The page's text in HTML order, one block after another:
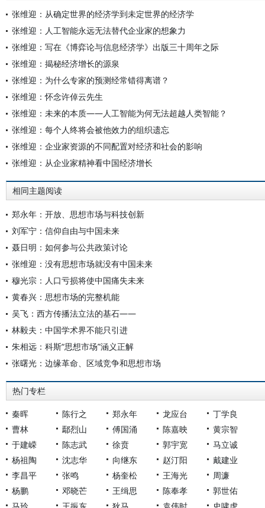
张维迎：从确定世界的经济学到未定世界的经济学
张维迎：人工智能永远无法替代企业家的想象力
张维迎：写在《博弈论与信息经济学》出版三十周年之际
张维迎：揭秘经济增长的源泉
张维迎：为什么专家的预测经常错得离谱？
张维迎：怀念许倬云先生
张维迎：未来的本质——人工智能为何无法超越人类智能？
张维迎：每个人终将会被他效力的组织遗忘
张维迎：企业家资源的不同配置对经济和社会的影响
张维迎：从企业家精神看中国经济增长
相同主题阅读
郑永年：开放、思想市场与科技创新
刘军宁：信仰自由与中国未来
聂日明：如何参与公共政策讨论
张维迎：没有思想市场就没有中国未来
穆光宗：人口亏损将使中国痛失未来
黄春兴：思想市场的完整机能
吴飞：西方传播法立法的基石——
林毅夫：中国学术界不能只引进
朱相远：科斯“思想市场”涵义正解
张曙光：边缘革命、区域竞争和思想市场
热门专栏
秦晖 陈行之 郑永年 龙应台
丁学良
曹林
鄢烈山 傅国涌 陈嘉映
黄宗智
于建嵘
陈志武 徐贲 郭宇宽
马立诚
杨祖陶
沈志华 向继东 赵汀阳
戴建业
李昌平
张鸣 杨奎松 王海光
周濂
杨鹏
邓晓芒 王缉思 陈奉孝
郭世佑